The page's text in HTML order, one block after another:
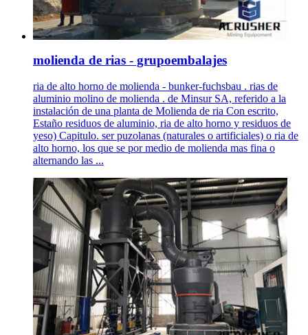
molienda de rias - grupoembalajes
ria de alto horno de molienda - bunker-fuchsbau . rias de
aluminio molino de molienda . de Minsur SA, referido a la
instalación de una planta de Molienda de ria Con escrito,
Estaño residuos de aluminio, ria de alto horno y residuos de
yeso) Capitulo. ser puzolanas (naturales o artificiales) o ria de
alto horno, los que se por medio de molienda mas fina o
alternando las ...